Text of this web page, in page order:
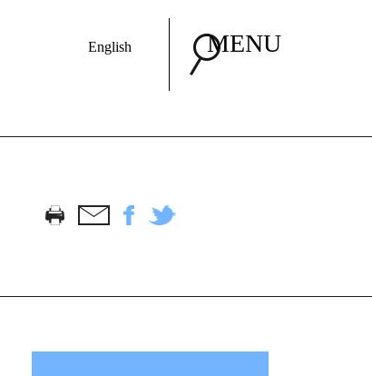
MENU
English